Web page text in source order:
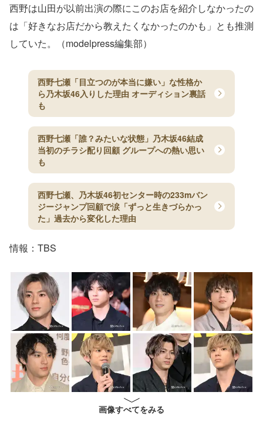
西野は山田が以前出演の際にこのお店を紹介しなかったの
は「好きなお店だから教えたくなかったのかも」とも推測
していた。（modelpress編集部）
西野七瀬「目立つのが本当に嫌い」な性格か
ら乃木坂46入りした理由 オーディション裏話
も
西野七瀬「誰？みたいな状態」乃木坂46結成
当初のチラシ配り回顧 グループへの熱い思い
も
西野七瀬、乃木坂46初センター時の233mバン
ジージャンプ回顧で涙「ずっと生きづらかっ
た」過去から変化した理由
情報：TBS
画像すべてをみる